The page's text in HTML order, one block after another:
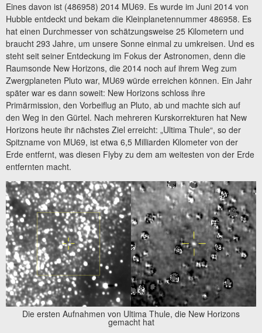
Eines davon ist (486958) 2014 MU69. Es wurde im Juni 2014 von
Hubble entdeckt und bekam die Kleinplanetennummer 486958. Es
hat einen Durchmesser von schätzungsweise 25 Kilometern und
braucht 293 Jahre, um unsere Sonne einmal zu umkreisen. Und es
steht seit seiner Entdeckung im Fokus der Astronomen, denn die
Raumsonde New Horizons, die 2014 noch auf ihrem Weg zum
Zwergplaneten Pluto war, MU69 würde erreichen können. Ein Jahr
später war es dann soweit: New Horizons schloss ihre
Primärmission, den Vorbeiflug an Pluto, ab und machte sich auf
den Weg in den Gürtel. Nach mehreren Kurskorrekturen hat New
Horizons heute ihr nächstes Ziel erreicht: „Ultima Thule“, so der
Spitzname von MU69, ist etwa 6,5 Milliarden Kilometer von der
Erde entfernt, was diesen Flyby zu dem am weitesten von der Erde
entfernten macht.
Die ersten Aufnahmen von Ultima Thule, die New Horizons
gemacht hat